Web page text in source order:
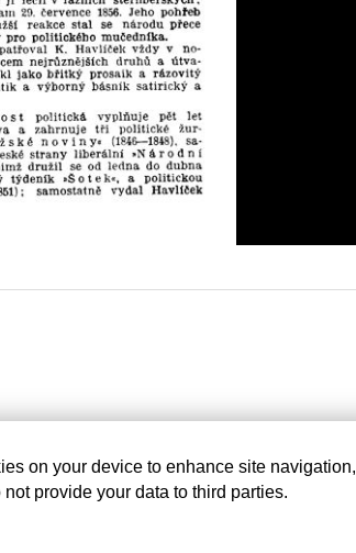
on your device to enhance site navigation,
provide your data to third parties.